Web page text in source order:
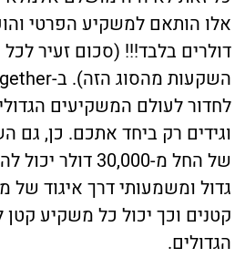
דולרים בלבד!!! (סכום זעיר
לחדור לעולם המשקיעים
וגידים רק ביחד אתכם. כן, גם
של החל מ-30,000
גדול ומשמעותי דרך איגוד
קטנים וכך יכול כל משקיע
הגדולים.